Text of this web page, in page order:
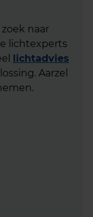
naar
lichtexperts
lichtadvies
Aarzel